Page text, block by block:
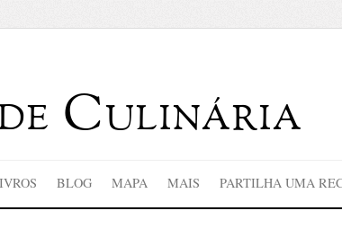
Culinária
BLOG MAPA MAIS PARTILHA UMA